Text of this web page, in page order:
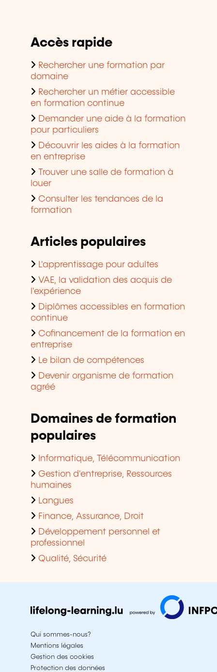
Accès rapide
Rechercher une formation par
domaine
Rechercher un métier accessible
en formation continue
Demander une aide à la formation
pour particuliers
Découvrir les aides à la formation
en entreprise
Trouver une salle de formation à
louer
Consulter les tendances de la
formation
Articles populaires
L'apprentissage pour adultes
VAE, la validation des acquis de
l'expérience
Diplômes accessibles en formation
continue
Cofinancement de la formation en
entreprise
Le bilan de compétences
Devenir organisme de formation
agréé
Domaines de formation
populaires
Informatique, Télécommunication
Gestion d'entreprise, Ressources
humaines
Langues
Finance, Assurance, Droit
Développement personnel et
professionnel
Qualité, Sécurité
Qui sommes-nous?
Mentions légales
Gestion des cookies
Protection des données